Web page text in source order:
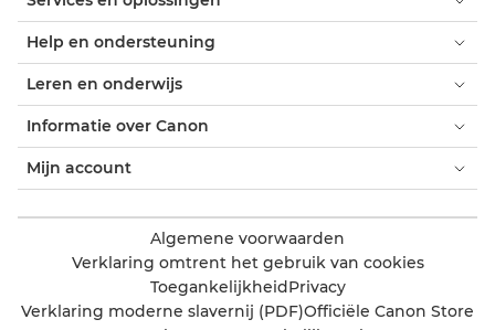
Help en ondersteuning
Leren en onderwijs
Informatie over Canon
Mijn account
Algemene voorwaarden
Verklaring omtrent het gebruik van cookies
ToegankelijkheidPrivacy
Verklaring moderne slavernij (PDF)Officiële Canon Store